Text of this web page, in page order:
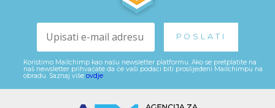
Koristimo Mailchimp kao našu newsletter platformu. Ako se pretplatite na
naš newsletter prihvaćate da će vaši podaci biti proslijeđeni Mailchimpu na
obradu. Saznaj više ovdje